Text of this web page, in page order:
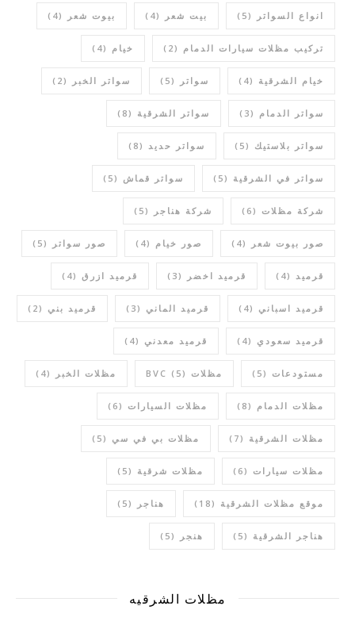
انواع السواتر (5) بيت شعر (4) بيوت شعر (4)
تركيب مظلات سيارات الدمام (2) خيام (4)
خيام الشرقية (4) سواتر (5) سواتر الخبر (2)
سواتر الدمام (3) سواتر الشرقية (8)
سواتر بلاستيك (5) سواتر حديد (8)
سواتر في الشرقية (5) سواتر قماش (5)
شركة مظلات (6) شركة هناجر (5)
صور بيوت شعر (4) صور خيام (4) صور سواتر (5)
قرميد (4) قرميد اخضر (3) قرميد ازرق (4)
قرميد اسباني (4) قرميد الماني (3) قرميد بني (2)
قرميد سعودي (4) قرميد معدني (4)
مستودعات (5) مظلات BVC (5) مظلات الخبر (4)
مظلات الدمام (8) مظلات السيارات (6)
مظلات الشرقية (7) مظلات بي في سي (5)
مظلات سيارات (6) مظلات شرقية (5)
موقع مظلات الشرقية (18) هناجر (5)
هناجر الشرقية (5) هنجر (5)
مظلات الشرقيه